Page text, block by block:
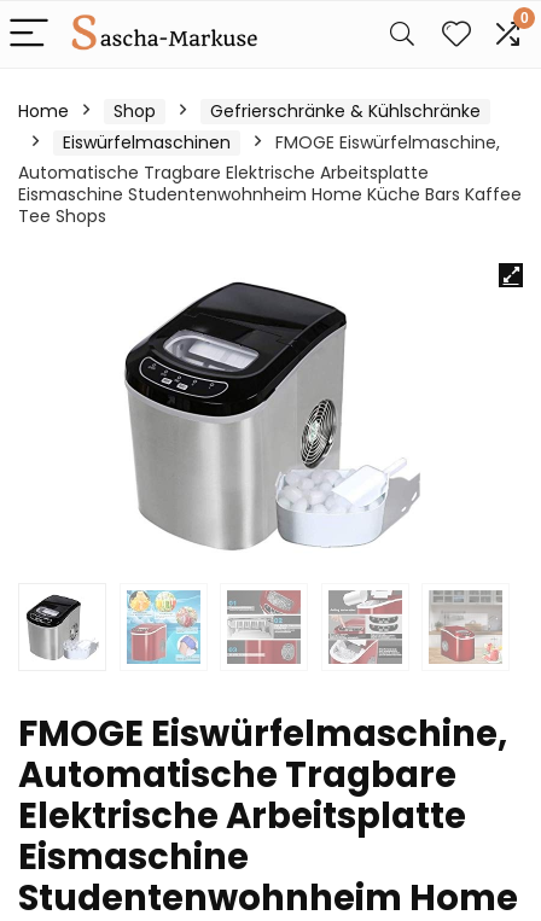
0
Home Shop
Gefrierschränke & Kühlschränke
Eiswürfelmaschinen
FMOGE Eiswürfelmaschine,
Automatische Tragbare Elektrische Arbeitsplatte
Eismaschine Studentenwohnheim Home Küche Bars Kaffee
Tee Shops
FMOGE Eiswürfelmaschine,
Automatische Tragbare
Elektrische Arbeitsplatte
Eismaschine
Studentenwohnheim Home